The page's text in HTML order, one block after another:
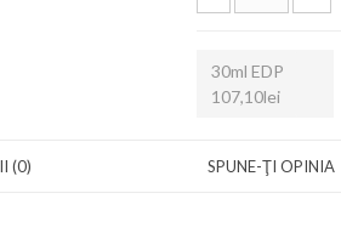
30ml EDP
107,10lei
(0) SPUNE-ŢI OPINIA